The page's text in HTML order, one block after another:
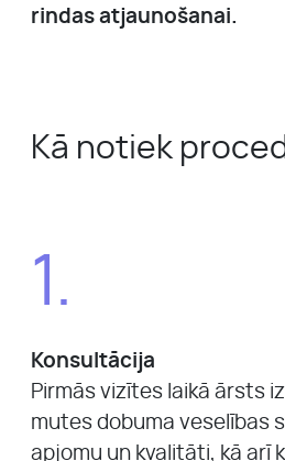
rindas atjaunošanai.
Kā notiek
1.
Konsultācija
Pirmās vizītes laikā ārsts
mutes dobuma veselības
apjomu un kvalitāti, kā arī